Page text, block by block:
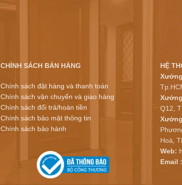
CHÍNH SÁCH BÁN HÀNG
Chính sách đặt hàng và thanh toán
Chính sách vận chuyển và giao hàng
Chính sách đổi trả/hoàn tiền
Chính sách bảo mật thông tin
Chính sách bảo hành
HỆ
Q12,
Hoà,
Web:
Email :